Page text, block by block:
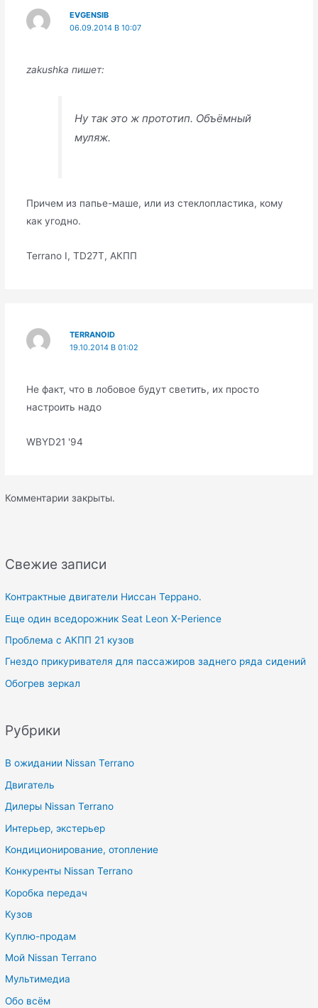
Свежие записи
Контрактные двигатели Ниссан Террано.
Еще один вседорожник Seat Leon X-Perience
Проблема с АКПП 21 кузов
Гнездо прикуривателя для пассажиров заднего ряда сидений
Обогрев зеркал
Рубрики
В ожидании Nissan Terrano
Двигатель
Дилеры Nissan Terrano
Интерьер, экстерьер
Кондиционирование, отопление
Конкуренты Nissan Terrano
Коробка передач
Кузов
Куплю-продам
Мой Nissan Terrano
Мультимедиа
Обо всём
EVGENSIB
06.09.2014 В 10:07
zakushka пишет:
Ну так это ж прототип. Объёмный
муляж.
Причем из папье-маше, или из стеклопластика, кому
как угодно.
Terrano I, TD27T, АКПП
TERRANOID
19.10.2014 В 01:02
Не факт, что в лобовое будут светить, их просто
настроить надо
WBYD21 '94
Комментарии закрыты.